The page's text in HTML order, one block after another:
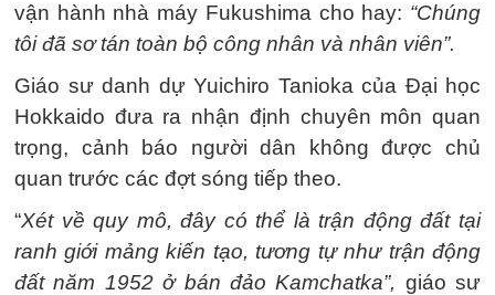
vận hành nhà máy Fukushima cho hay: “Chúng
tôi đã sơ tán toàn bộ công nhân và nhân viên”.
Giáo sư danh dự Yuichiro Tanioka của Đại học
Hokkaido đưa ra nhận định chuyên môn quan
trọng, cảnh báo người dân không được chủ
quan trước các đợt sóng tiếp theo.
“Xét về quy mô, đây có thể là trận động đất tại
ranh giới mảng kiến tạo, tương tự như trận động
đất năm 1952 ở bán đảo Kamchatka”, giáo sư